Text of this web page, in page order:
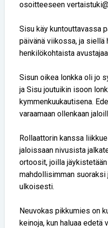
osoitteeseen
Sisu käy kuntouttavassa
päivänä viikossa, ja siellä
henkilökohtaista
Sisun oikea lonkka oli jo
ja Sisu joutuikin isoon
kymmenkuukautisena.
varaamaan ollenkaan
Rollaattorin kanssa
jaloissaan nivusista
ortoosit, joilla
mahdollisimman suoraksi
ulkoisesti.
Neuvokas pikkumies on
keinoja, kun haluaa edetä